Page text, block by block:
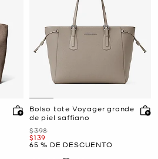
Bolso tote Voyager grande
de piel saffiano
Era
$398
Ahora
$139
65 % DE DESCUENTO